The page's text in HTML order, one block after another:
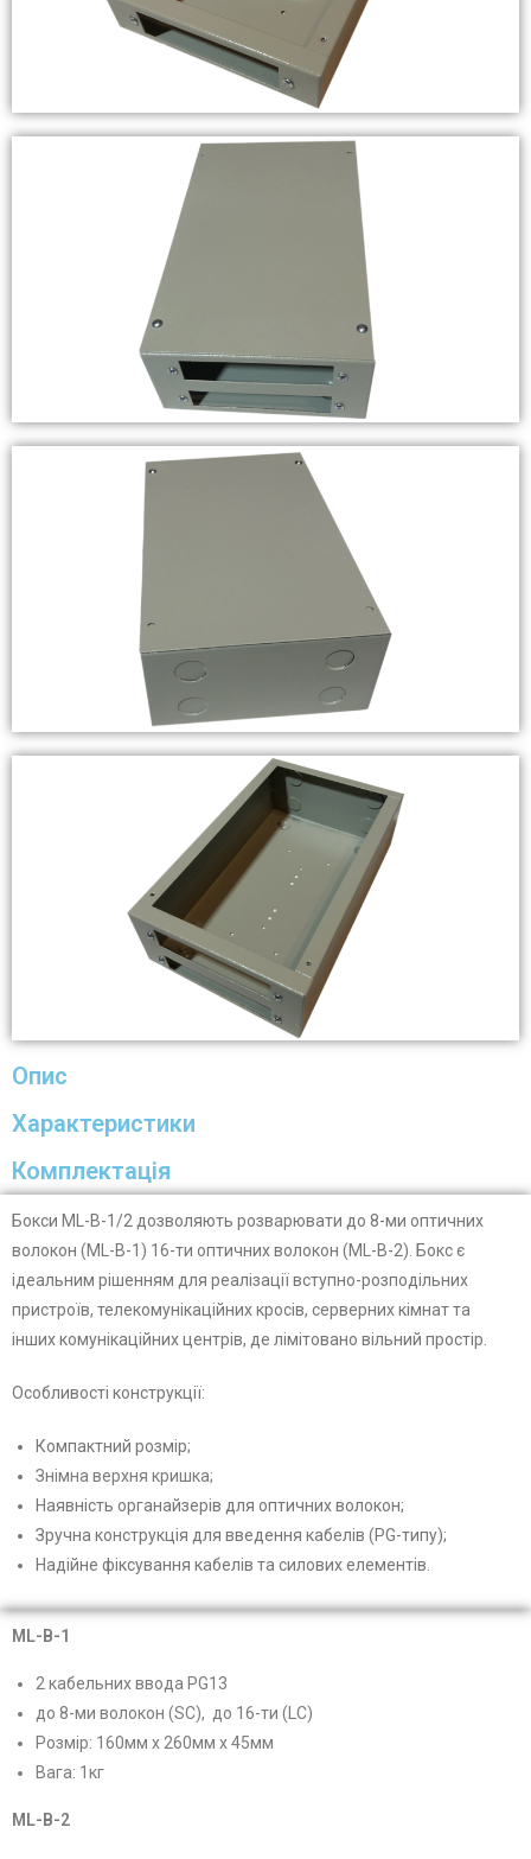
Опис
Характеристики
Комплектація
Бокси ML-B-1/2 дозволяють розварювати до 8-ми оптичних
волокон (ML-B-1) 16-ти оптичних волокон (ML-B-2). Бокс є
ідеальним рішенням для реалізації вступно-розподільних
пристроїв, телекомунікаційних кросів, серверних кімнат та
іншихкомунікаційних центрів, де лімітовано вільний простір.
Особливості конструкції:
Компактний розмір;
Знімна верхня кришка;
Наявність органайзерів для оптичних волокон;
Зручна конструкція для введення кабелів (PG-типу);
Надійне фіксування кабелів та силових елементів.
ML-B-1
2 кабельних ввода PG13
до 8-ми волокон (SC), до 16-ти (LC)
Розмір: 160мм х 260мм х 45мм
Вага: 1кг
ML-B-2